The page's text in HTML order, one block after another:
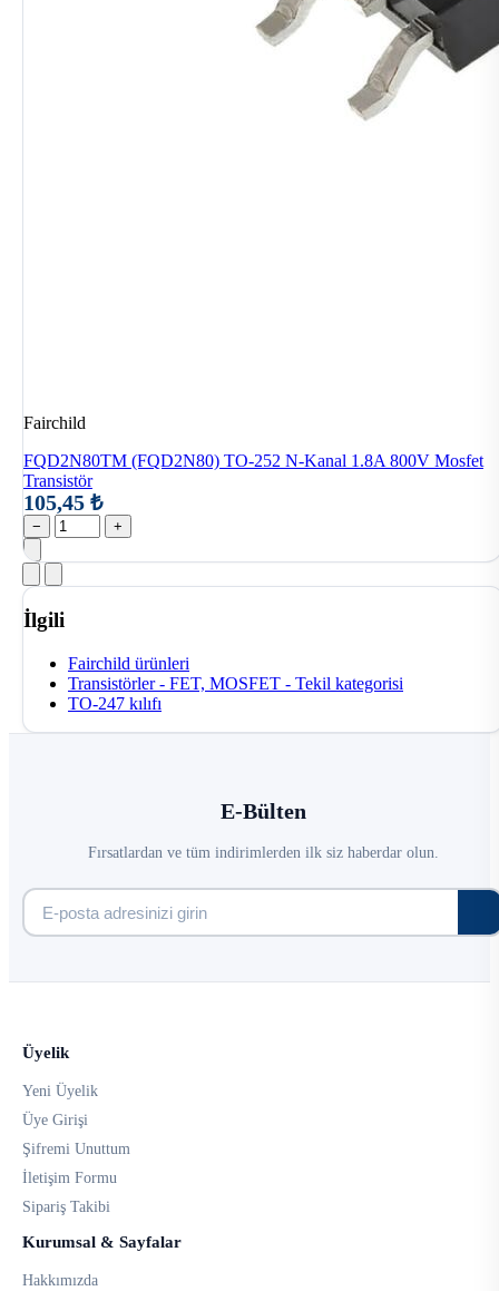
Fairchild
FQD2N80TM (FQD2N80) TO-252 N-Kanal 1.8A 800V Mosfet
Transistör
105,45 ₺
− +
İlgili
Fairchild ürünleri
Transistörler - FET, MOSFET - Tekil kategorisi
TO-247 kılıfı
E-Bülten
Fırsatlardan ve tüm indirimlerden ilk siz haberdar olun.
Üyelik
Yeni Üyelik
Üye Girişi
Şifremi Unuttum
İletişim Formu
Sipariş Takibi
Kurumsal & Sayfalar
Hakkımızda